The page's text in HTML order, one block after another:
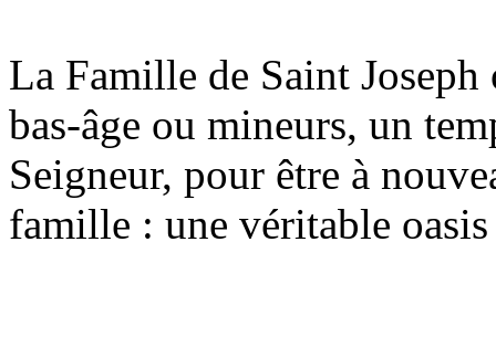
La Famille de Saint Joseph
bas-âge ou mineurs, un
Seigneur, pour être à
famille : une véritable